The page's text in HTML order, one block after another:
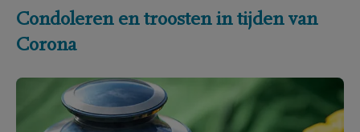
Condoleren en troosten in tijden van
Corona